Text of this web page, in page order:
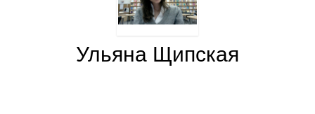
Ульяна Щипская